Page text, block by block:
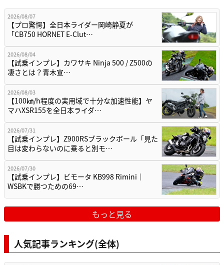
2026/08/07
【プロ驚愕】全日本ライダー岡崎静夏が
「CB750 HORNET E-Clut…
2026/08/04
【試乗インプレ】カワサキ Ninja 500 / Z500の
凄さとは？青木宣…
2026/08/03
【100㎞/h程度の実用域で十分な加速性能】ヤ
マハXSR155を全日本ライダ…
2026/07/31
【試乗インプレ】Z900RSブラックボール「見た
目は変わらないのに乗ると別モ…
2026/07/30
【試乗インプレ】ビモータ KB998 Rimini｜
WSBKで勝つための69…
もっと見る
人気記事ランキング(全体)